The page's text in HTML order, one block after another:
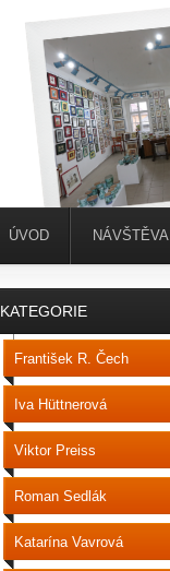
KATEGORIE
František R. Čech
Iva Hüttnerová
Viktor Preiss
Roman Sedlák
Katarína Vavrová
ÚVOD